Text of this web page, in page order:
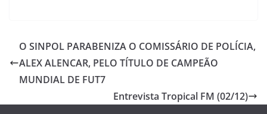
b
o
o
k
er e
O SINPOL PARABENIZA O COMISSÁRIO DE POLÍCIA,
ALEX ALENCAR, PELO TÍTULO DE CAMPEÃO
MUNDIAL DE FUT7
Entrevista Tropical FM (02/12)